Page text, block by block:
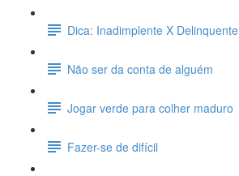
Dica: Inadimplente X Delinquente
Não ser da conta de alguém
Jogar verde para colher maduro
Fazer-se de difícil